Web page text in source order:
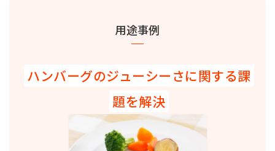
ン・菓子などにお使いいただけます。
詳細を見る
バター風味の油脂にガーリックやチーズをブレンドした、本格ガーリック風
味のスプレッドです。食品全般にお使いいただけます。
詳細を見る
ドーナツメートDX ショートニング・ラード・調理用油脂
油脂本来のおいしさやコクを味わえる固形状のフライオイルです。フライ後
の食品にコクを付与します。
用途事例
ハンバーグのジューシーさに関する課
題を解決